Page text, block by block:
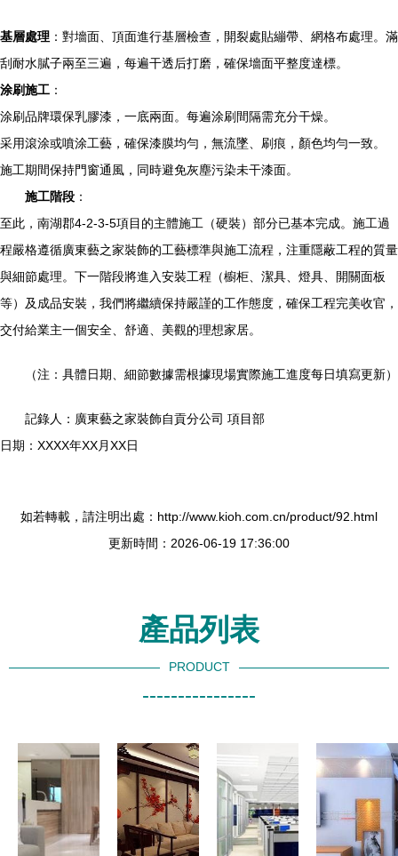
基層處理 ：對墻面、頂面進行基層檢查，開裂處貼繃帶、網格布處理。滿
刮耐水膩子兩至三遍，每遍干透后打磨，確保墻面平整度達標。
涂刷施工 ：
涂刷品牌環保乳膠漆，一底兩面。每遍涂刷間隔需充分干燥。
采用滾涂或噴涂工藝，確保漆膜均勻，無流墜、刷痕，顏色均勻一致。
施工期間保持門窗通風，同時避免灰塵污染未干漆面。
施工階段 ：
至此，南湖郡4-2-3-5項目的主體施工（硬裝）部分已基本完成。施工過
程嚴格遵循廣東藝之家裝飾的工藝標準與施工流程，注重隱蔽工程的質量
與細節處理。下一階段將進入安裝工程（櫥柜、潔具、燈具、開關面板
等）及成品安裝，我們將繼續保持嚴謹的工作態度，確保工程完美收官，
交付給業主一個安全、舒適、美觀的理想家居。
（注：具體日期、細節數據需根據現場實際施工進度每日填寫更新）
記錄人：廣東藝之家裝飾自貢分公司 項目部
日期：XXXX年XX月XX日
如若轉載，請注明出處：http://www.kioh.com.cn/product/92.html
更新時間：2026-06-19 17:36:00
產品列表
PRODUCT
----------------